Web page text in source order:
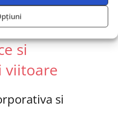
eficienta
calitatea output-ului.
si
viitoare
si